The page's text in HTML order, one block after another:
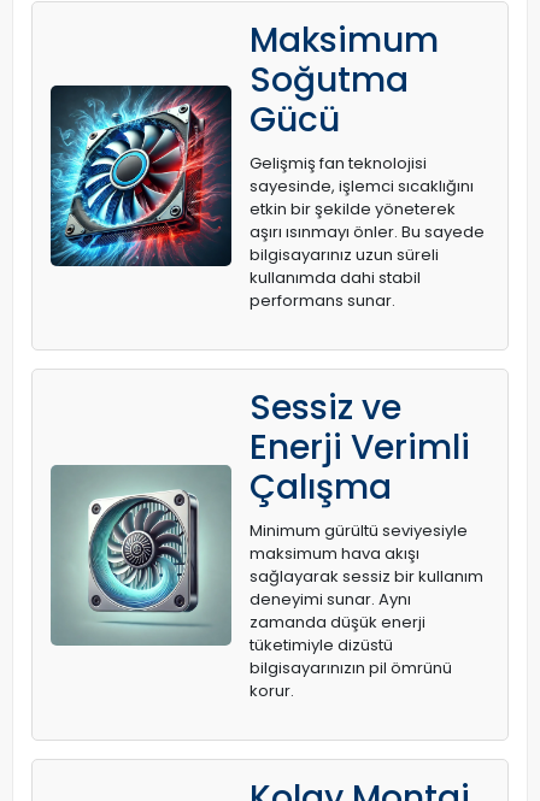
Maksimum
Soğutma
Gücü
Gelişmiş fan teknolojisi
sayesinde, işlemci sıcaklığını
etkin bir şekilde yöneterek
aşırı ısınmayı önler. Bu sayede
bilgisayarınız uzun süreli
kullanımda dahi stabil
performans sunar.
Sessiz ve
Enerji Verimli
Çalışma
Minimum gürültü seviyesiyle
maksimum hava akışı
sağlayarak sessiz bir kullanım
deneyimi sunar. Aynı
zamanda düşük enerji
tüketimiyle dizüstü
bilgisayarınızın pil ömrünü
korur.